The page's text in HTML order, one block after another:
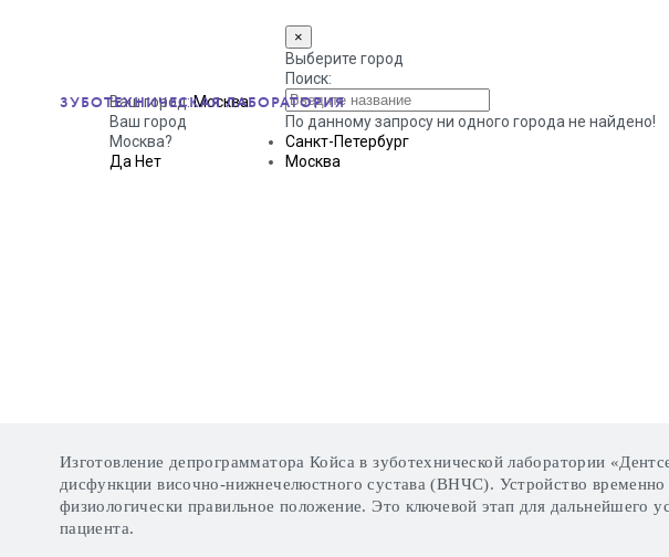
ЗУБОТЕХНИЧЕСКАЯ ЛАБОРАТОРИЯ
Ваш город:Москва
Ваш город
Москва?
Да Нет
×
Выберите город
Поиск:
По данному запросу ни одного города не найдено!
Санкт-Петербург
Москва
Изготовление депрограмматора Койса в зуботехнической лаборатории
дисфункции височно-нижнечелюстного сустава (ВНЧС). Устройство
физиологически правильное положение. Это ключевой этап для дальнейшего
пациента.